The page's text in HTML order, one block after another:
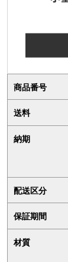
商品番号
送料
納期
配送区分
保証期間
材質